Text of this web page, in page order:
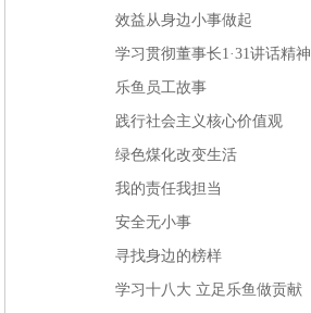
效益从身边小事做起
学习贯彻董事长1·31讲话精神
乐鱼员工故事
践行社会主义核心价值观
绿色煤化改变生活
我的责任我担当
安全无小事
寻找身边的榜样
学习十八大 立足乐鱼做贡献